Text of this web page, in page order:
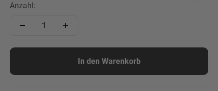
Anzahl:
In den Warenkorb